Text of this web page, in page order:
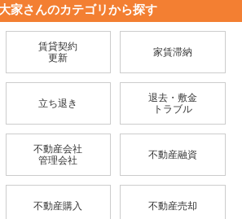
家さんのカテゴリから探す
賃貸契約
更新
家賃滞納
立ち退き
退去・敷金
トラブル
不動産会社
管理会社
不動産融資
不動産購入 不動産売却